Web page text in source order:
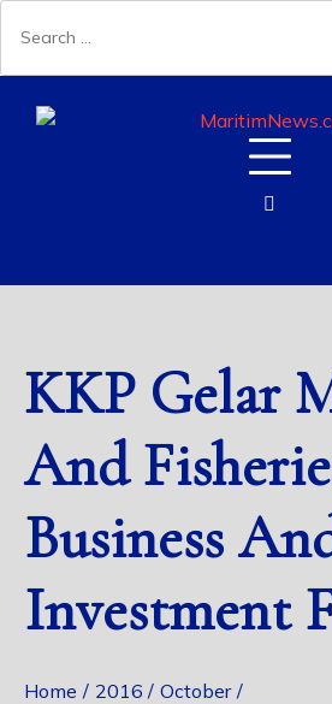
KKP Gelar
And
Business
Investment
Home 2016
October